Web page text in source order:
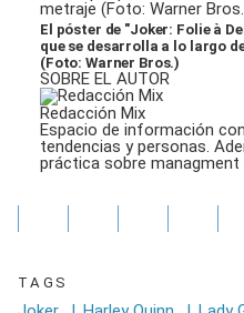
El póster de "Joker: Folie à
que se desarrolla a lo largo
(Foto: Warner Bros.)
SOBRE EL AUTOR
Redacción Mix
Espacio de información
tendencias y personas.
práctica sobre managment
TAGS